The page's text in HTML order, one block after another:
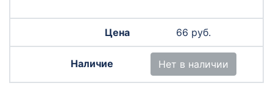
66 руб.
Нет в наличии